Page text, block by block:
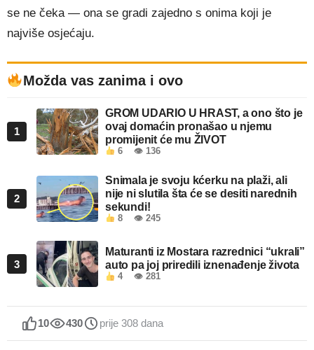
se ne čeka — ona se gradi zajedno s onima koji je
najviše osjećaju.
Možda vas zanima i ovo
1
GROM UDARIO U HRAST, a ono što je
ovaj domaćin pronašao u njemu
promijenit će mu ŽIVOT
6 👁 136
2
Snimala je svoju kćerku na plaži, ali
nije ni slutila šta će se desiti narednih
sekundi!
8 👁 245
3
Maturanti iz Mostara razrednici “ukrali”
auto pa joj priredili iznenađenje života
4 👁 281
10 430 prije 308 dana